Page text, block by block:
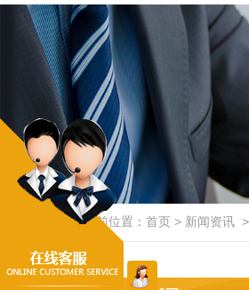
当前位置： 首页 > 新闻资讯 >